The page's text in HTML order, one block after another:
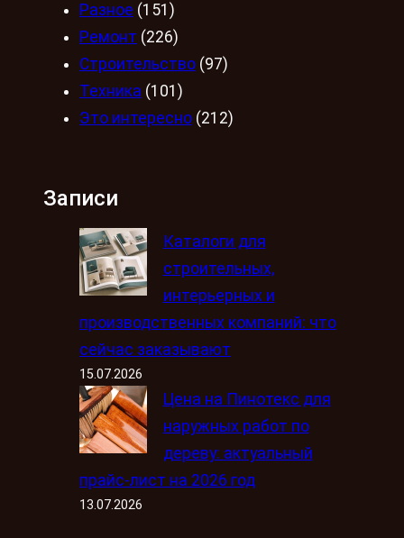
Разное (151)
Ремонт (226)
Строительство (97)
Техника (101)
Это интересно (212)
Записи
Каталоги для
строительных,
интерьерных и
производственных компаний: что
сейчас заказывают
15.07.2026
Цена на Пинотекс для
наружных работ по
дереву: актуальный
прайс-лист на 2026 год
13.07.2026